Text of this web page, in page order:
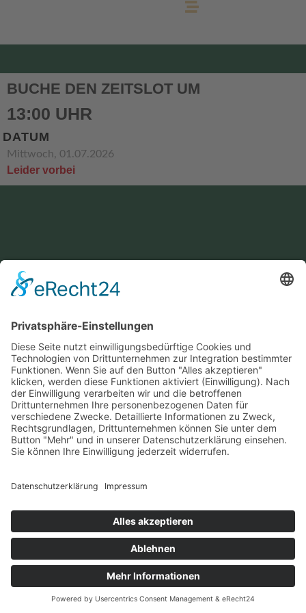
BUCHE DEN ZEITSLOT UM
13:00 UHR
DATUM
Mittwoch, 01.07.2026
Leider vorbei
Ein Produkt von SYNTURA - Emotion,
Spaß und Herausforderung
KONTAKT
+49 7422 240693
Impressum Datenschutz­
© Hirschgrund Zipline Area
Vertrag widerrufen